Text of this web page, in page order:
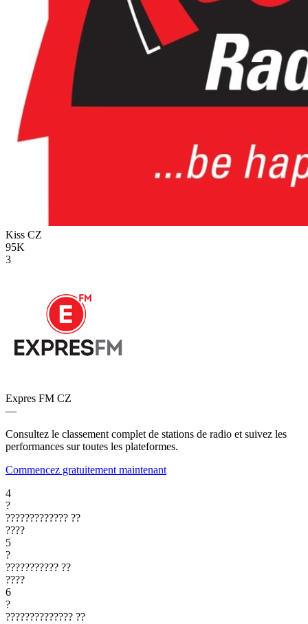
Kiss CZ
95K
3
Expres FM CZ
—
Consultez le classement complet de stations de radio et suivez les
performances sur toutes les plateformes.
Commencez gratuitement maintenant
4
?
????????????? ??
????
5
?
??????????? ??
????
6
?
?????????????? ??